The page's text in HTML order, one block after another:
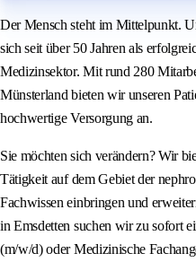
Der Mensch steht im Mittelpunkt.
sich seit über 50 Jahren als
Medizinsektor. Mit rund 280
Münsterland bieten wir unseren
hochwertige Versorgung an.
Sie möchten sich verändern? Wir
Tätigkeit auf dem Gebiet der
Fachwissen einbringen und
in Emsdetten suchen wir zu sofort
(m/w/d) oder Medizinische